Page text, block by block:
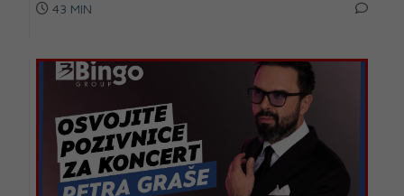
43 MIN